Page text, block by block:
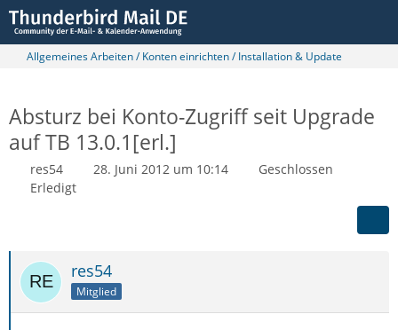
Allgemeines Arbeiten / Konten einrichten / Installation & Update
Absturz bei Konto-Zugriff seit Upgrade
auf TB 13.0.1[erl.]
res54 28. Juni 2012 um 10:14
Geschlossen
Erledigt
res54
Mitglied